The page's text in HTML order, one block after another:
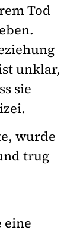
Tod
unklar,
sie
wurde
trug
eine